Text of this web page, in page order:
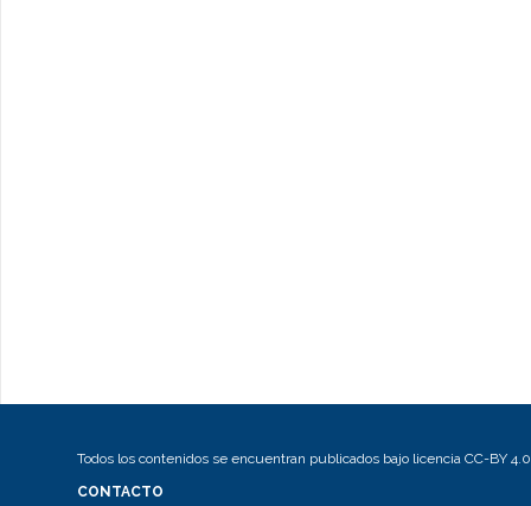
Todos los contenidos se encuentran publicados bajo licencia CC-BY 4.0
CONTACTO